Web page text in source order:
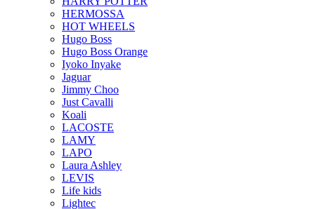
HERMOSSA
HOT WHEELS
Hugo Boss
Hugo Boss Orange
Iyoko Inyake
Jaguar
Jimmy Choo
Just Cavalli
Koali
LACOSTE
LAMY
LAPO
Laura Ashley
LEVIS
Life kids
Lightec